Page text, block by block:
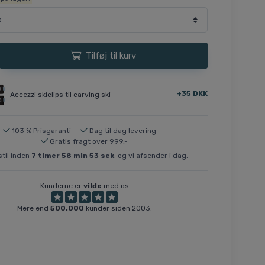
Tilføj til kurv
Accezzi skiclips til carving ski +35 DKK
103 % Prisgaranti
Dag til dag levering
Gratis fragt over 999,-
inden 7 timer58 min53 sek og vi afsender i dag.
Kunderne er vilde med os
Mere end 500.000 kunder siden 2003.